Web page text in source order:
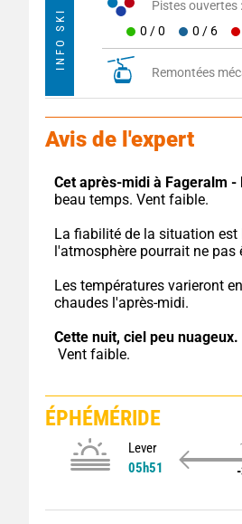
INFO SKI
Pistes ouvertes :
0 / 0
0 / 6
Remontées
Avis de l'expert
Cet après-midi à Fageralm -
beau temps. Vent faible.
La fiabilité de la situation est
l'atmosphère pourrait ne
Les températures varieront
chaudes l'après-midi.
Cette nuit, ciel peu nuageux.
Vent faible.
ÉPHÉMÉRIDE
Lever
05h51